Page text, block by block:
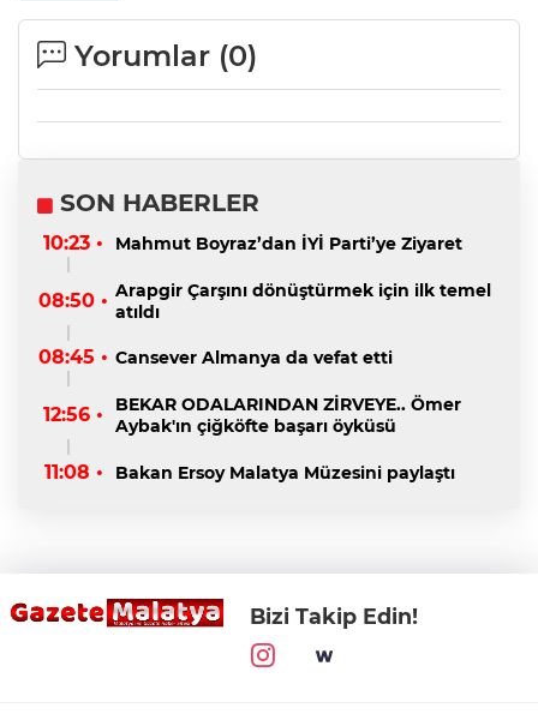
Yorumlar (0)
SON HABERLER
10:23 • Mahmut Boyraz’dan İYİ Parti’ye Ziyaret
08:50 • Arapgir Çarşını dönüştürmek için ilk temel
atıldı
08:45 • Cansever Almanya da vefat etti
12:56 •
BEKAR ODALARINDAN ZİRVEYE.. Ömer
Aybak'ın çiğköfte başarı öyküsü
11:08 • Bakan Ersoy Malatya Müzesini paylaştı
Bizi Takip Edin!